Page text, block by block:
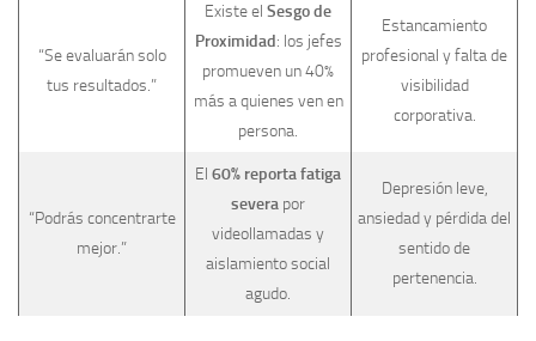
“Se evaluarán solo
tus resultados.”
Existe el Sesgo de
Proximidad: los jefes
promueven un 40%
más a quienes ven en
persona.
Estancamiento
profesional y falta de
visibilidad
corporativa.
“Podrás concentrarte
mejor.”
El 60% reporta fatiga
severa por
videollamadas y
aislamiento social
agudo.
Depresión leve,
ansiedad y pérdida del
sentido de
pertenencia.